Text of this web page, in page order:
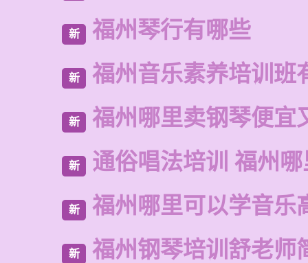
新 福州琴行有哪些
新 福州音乐素养培训班
新 福州哪里卖钢琴便宜
新 通俗唱法培训 福州
新 福州哪里可以学音乐
新 福州钢琴培训舒老师